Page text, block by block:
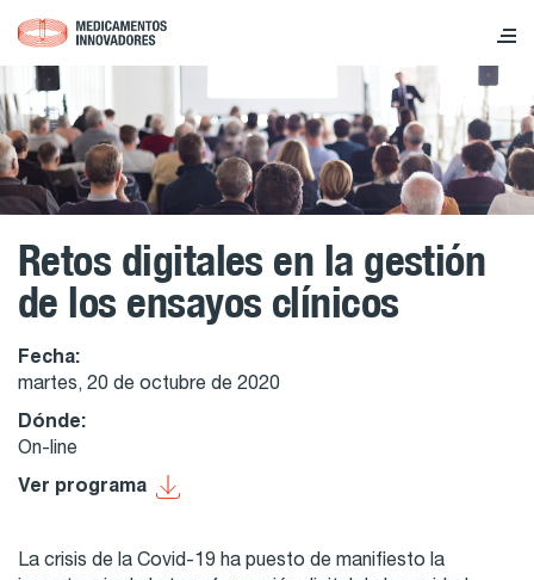
Retos digitales en la gestión
de los ensayos clínicos
Fecha:
martes, 20 de octubre de 2020
Dónde:
On-line
Ver programa
La crisis de la Covid-19 ha puesto de manifiesto la